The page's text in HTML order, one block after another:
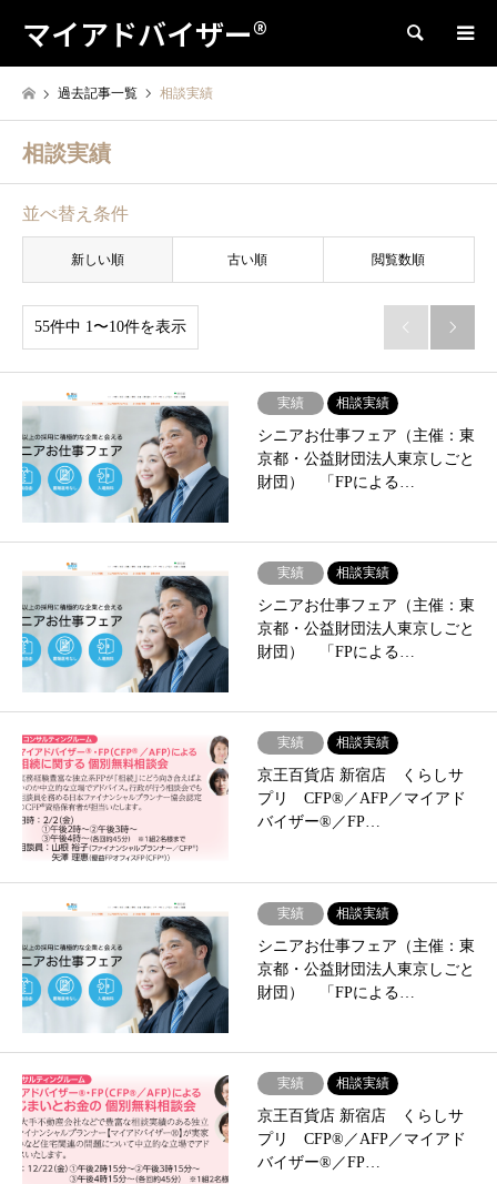
マイアドバイザー® 検索
過去記事一覧 相談実績
相談実績
並べ替え条件
新しい順 古い順 閲覧数順
55件中 1〜10件を表示  
実績 相談実績
シニアお仕事フェア（主催：東
京都・公益財団法人東京しごと
財団） 「FPによる…
実績 相談実績
シニアお仕事フェア（主催：東
京都・公益財団法人東京しごと
財団） 「FPによる…
実績 相談実績
京王百貨店 新宿店 くらしサ
プリ CFP®／AFP／マイアド
バイザー®／FP…
実績 相談実績
シニアお仕事フェア（主催：東
京都・公益財団法人東京しごと
財団） 「FPによる…
実績 相談実績
京王百貨店 新宿店 くらしサ
プリ CFP®／AFP／マイアド
バイザー®／FP…